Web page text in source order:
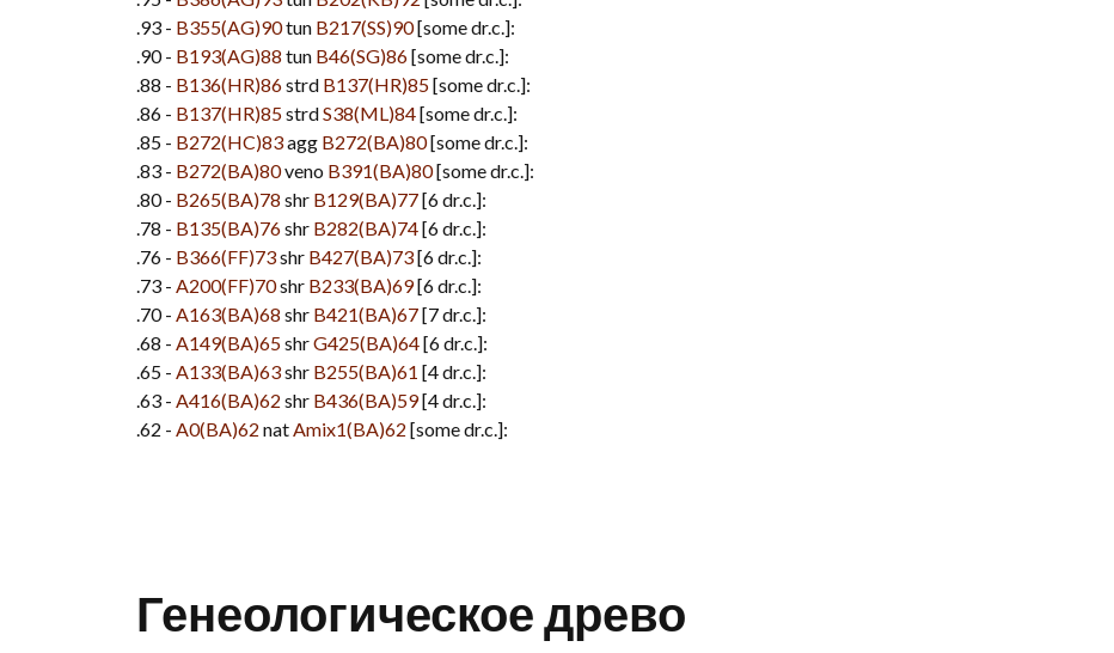
.93 - B355(AG)90tun B217(SS)90[some dr.c.]:
.90 - B193(AG)88 tun B46(SG)86[some dr.c.]:
.88 - B136(HR)86strd B137(HR)85[some dr.c.]:
.86 - B137(HR)85strdS38(ML)84[some dr.c.]:
.85 - B272(HC)83agg B272(BA)80[some dr.c.]:
.83 - B272(BA)80veno B391(BA)80[some dr.c.]:
.80 - B265(BA)78 shr B129(BA)77[6 dr.c.]:
.78 - B135(BA)76shr B282(BA)74[6 dr.c.]:
.76 - B366(FF)73shr B427(BA)73[6 dr.c.]:
.73 - A200(FF)70shr B233(BA)69[6 dr.c.]:
.70 - A163(BA)68 shr B421(BA)67[7 dr.c.]:
.68 - A149(BA)65shrG425(BA)64[6 dr.c.]:
.65 - A133(BA)63shr B255(BA)61 [4 dr.c.]:
.63 - A416(BA)62 shr B436(BA)59[4 dr.c.]:
.62 - A0(BA)62 natAmix1(BA)62 [some dr.c.]:
Генеологическое древо